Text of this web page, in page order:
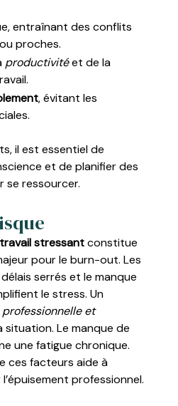
entraînant des conflits
proches.
productivitéet de la
, évitant les
il est essentiel de
et de planifier des
se ressourcer.
stressantconstitue
pour le burn-out. Les
serrés et le manque
le stress. Un
et
situation. Le manque de
une fatigue chronique.
ces facteurs aide à
professionnel.